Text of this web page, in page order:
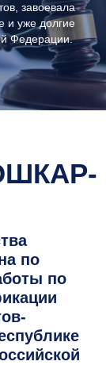
завоевала
и уже долгие
Федерации.
по
по